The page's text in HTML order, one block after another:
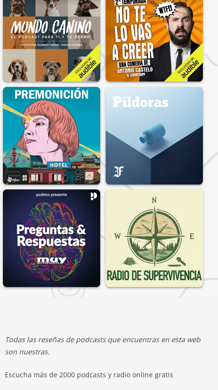
Todas las reseñas de podcasts que encuentras en esta web
son nuestras.
Escucha más de 2000 podcasts y radio online gratis